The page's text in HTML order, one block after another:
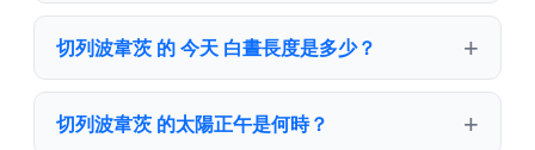
切列波韋茨 的 今天 白晝長度是多少？
切列波韋茨 的太陽正午是何時？